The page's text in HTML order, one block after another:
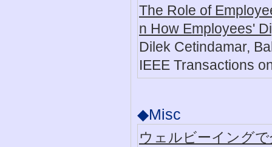
The Role of
n How Employees'
Dilek Cetindamar,
IEEE Transactions
◆Misc
ウェルビーイング